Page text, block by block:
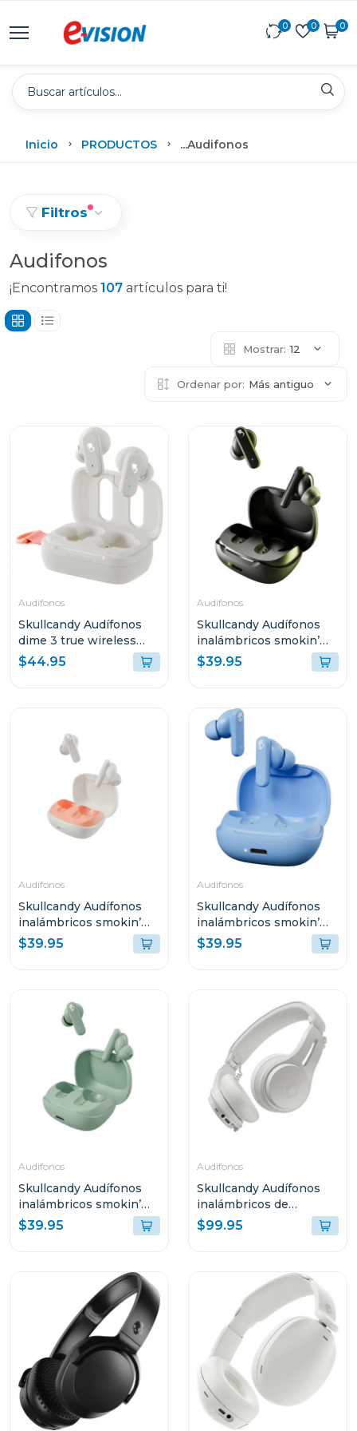
0 0 0
Inicio PRODUCTOS ...Audifonos
Filtros
Audifonos
¡Encontramos 107 artículos para ti!
Mostrar: 12
Ordenar por: Más antiguo
Audifonos
Skullcandy Audífonos
dime 3 true wireless
bone orange glow r951
$44.95
Audifonos
Skullcandy Audífonos
inalámbricos smokin’
buds true black r740
$39.95
Audifonos
Skullcandy Audífonos
inalámbricos smokin’
buds bone orange glow
r951
$39.95
Audifonos
Skullcandy Audífonos
inalámbricos smokin’
buds peppy blue t990
$39.95
Audifonos
Skullcandy Audífonos
inalámbricos smokin’
buds peppy sage t989
$39.95
Audifonos
Skullcandy Audífonos
inalámbricos de
diadema icon anc bone
orange s5iow
$99.95